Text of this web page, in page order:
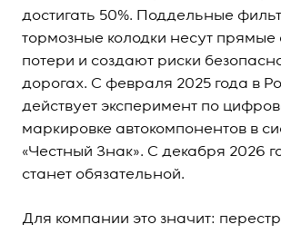
достигать 50%. Поддельные
тормозные колодки несут
потери и создают риски
дорогах. С февраля 2025 года в
действует эксперимент по
маркировке автокомпонентов в
«Честный Знак». С декабря 2026
станет обязательной.
Для компании это значит: